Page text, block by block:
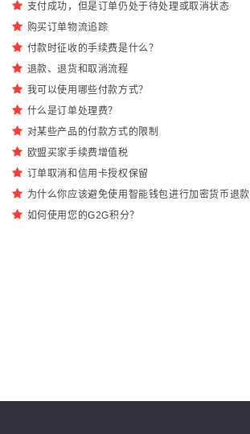
支付成功，但是订单仍处于待处理或取消状态
购买订单物流追踪
付款时征收的手续费是什么？
退款、退货和取消流程
我可以使用哪些付款方式？
什么是订单处理费？
对某些产品的付款方式的限制
欧盟买家手续费增值税
订单取消和信用卡授权保留
为什么你应该避免使用智能钱包进行加密货币退款
如何使用您的G2G积分？